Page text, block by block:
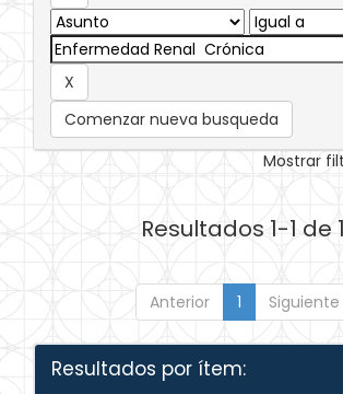
Comenzar nueva busqueda
Mostrar
Resultados 1-1 de
Anterior 1 Siguiente
Resultados por ítem: